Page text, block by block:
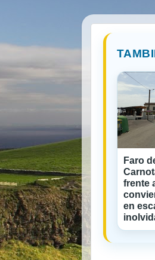
Faro
frente
en